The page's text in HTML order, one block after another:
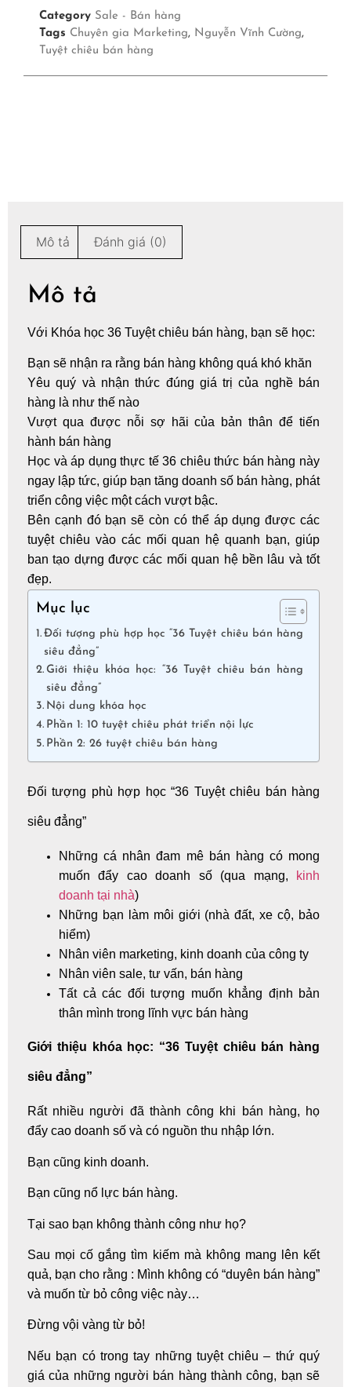
Category Sale - Bán hàng
Tags Chuyên gia Marketing, Nguyễn Vĩnh Cường,
Tuyệt chiêu bán hàng
Mô tả Đánh giá (0)
Mô tả
Với Khóa học 36 Tuyệt chiêu bán hàng, bạn sẽ học:
Bạn sẽ nhận ra rằng bán hàng không quá khó khăn
Yêu quý và nhận thức đúng giá trị của nghề bán
hàng là như thế nào
Vượt qua được nỗi sợ hãi của bản thân để tiến
hành bán hàng
Học và áp dụng thực tế 36 chiêu thức bán hàng này
ngay lập tức, giúp bạn tăng doanh số bán hàng, phát
triển công việc một cách vượt bậc.
Bên cạnh đó bạn sẽ còn có thể áp dụng được các
tuyệt chiêu vào các mối quan hệ quanh bạn, giúp
ban tạo dựng được các mối quan hệ bền lâu và tốt
đẹp.
Mục lục
Đối tượng phù hợp học “36 Tuyệt chiêu bán hàng
siêu đẳng”
Giới thiệu khóa học: “36 Tuyệt chiêu bán hàng
siêu đẳng”
Nội dung khóa học
Phần 1: 10 tuyệt chiêu phát triển nội lực
Phần 2: 26 tuyệt chiêu bán hàng
Đối tượng phù hợp học “36 Tuyệt chiêu bán hàng
siêu đẳng”
Những cá nhân đam mê bán hàng có mong
muốn đẩy cao doanh số (qua mạng,
kinh
doanh tại nhà)
Những bạn làm môi giới (nhà đất, xe cộ, bảo
hiểm)
Nhân viên marketing, kinh doanh của công ty
Nhân viên sale, tư vấn, bán hàng
Tất cả các đối tượng muốn khẳng định bản
thân mình trong lĩnh vực bán hàng
Giới thiệu khóa học: “36 Tuyệt chiêu bán hàng
siêu đẳng”
Rất nhiều người đã thành công khi bán hàng, họ
đẩy cao doanh số và có nguồn thu nhập lớn.
Bạn cũng kinh doanh.
Bạn cũng nổ lực bán hàng.
Tại sao bạn không thành công như họ?
Sau mọi cố gắng tìm kiếm mà không mang lên kết
quả, bạn cho rằng : Mình không có “duyên bán hàng”
và muốn từ bỏ công việc này…
Đừng vội vàng từ bỏ!
Nếu bạn có trong tay những tuyệt chiêu – thứ quý
giá của những người bán hàng thành công, bạn sẽ